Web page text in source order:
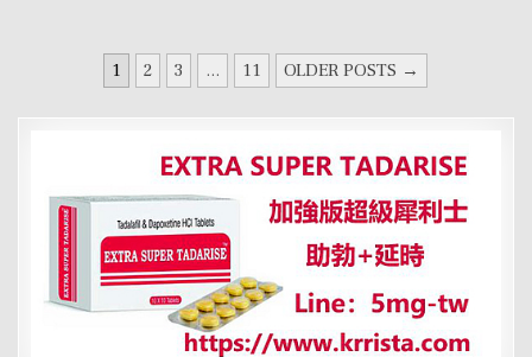
行」
震
撼
本
盟
延
長
裁
斯
年
並
準
備
祭
出
16
項
1 2 3 ... 11 OLDER POSTS →